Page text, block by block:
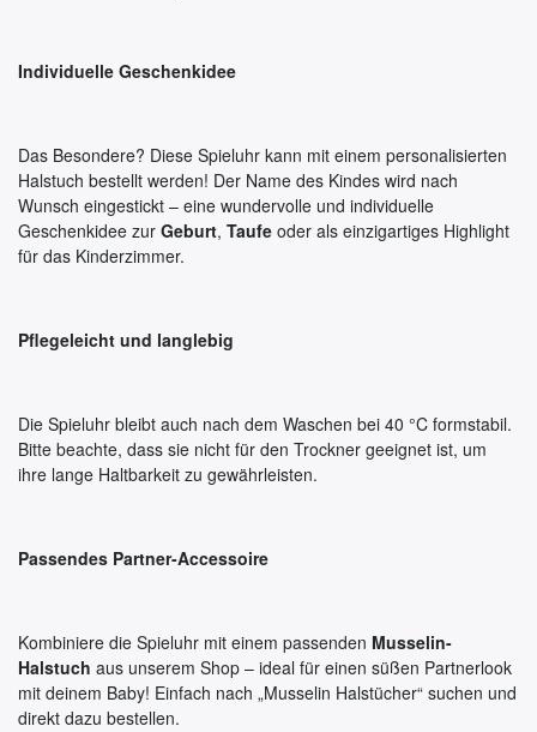
Individuelle Geschenkidee
Das Besondere? Diese Spieluhr kann mit einem personalisierten
Halstuch bestellt werden! Der Name des Kindes wird nach
Wunsch eingestickt – eine wundervolle und individuelle
Geschenkidee zur Geburt, Taufe oder als einzigartiges Highlight
für das Kinderzimmer.
Pflegeleicht und langlebig
Die Spieluhr bleibt auch nach dem Waschen bei 40 °C formstabil.
Bitte beachte, dass sie nicht für den Trockner geeignet ist, um
ihre lange Haltbarkeit zu gewährleisten.
Passendes Partner-Accessoire
Kombiniere die Spieluhr mit einem passenden Musselin-
Halstuch aus unserem Shop – ideal für einen süßen Partnerlook
mit deinem Baby! Einfach nach „Musselin Halstücher“ suchen und
direkt dazu bestellen.